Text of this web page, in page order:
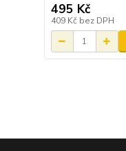
495 Kč
409 Kč bez DPH